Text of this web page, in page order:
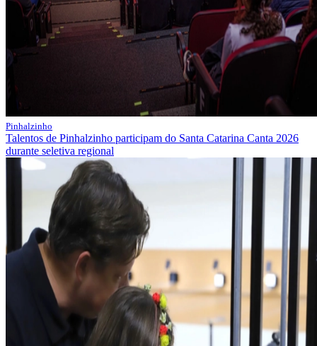
Pinhalzinho
Talentos de Pinhalzinho participam do Santa Catarina Canta 2026
durante seletiva regional